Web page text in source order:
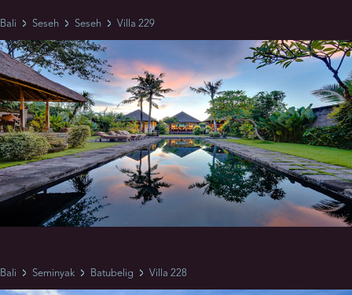
Bali Seseh Seseh Villa 229
Bali Seminyak Batubelig Villa 228